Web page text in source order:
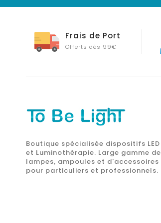
Frais de Port
Offerts dès 99€
Boutique spécialisée dispositifs LED
et Luminothérapie. Large gamme de
lampes, ampoules et d'accessoires
pour particuliers et professionnels.